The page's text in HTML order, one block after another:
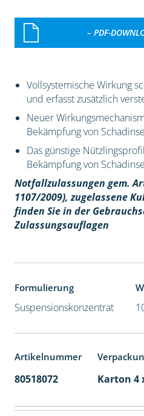
– PDF-
Vollsystemische Wirkung
und erfasst zusätzlich
Neuer
Bekämpfung von
Das günstige
Bekämpfung von
Notfallzulassungen gem.
1107/2009), zugelassene
finden Sie in der
Zulassungsauflagen
Formulierung
Suspensionskonzentrat
Artikelnummer
80518072 Karton 4